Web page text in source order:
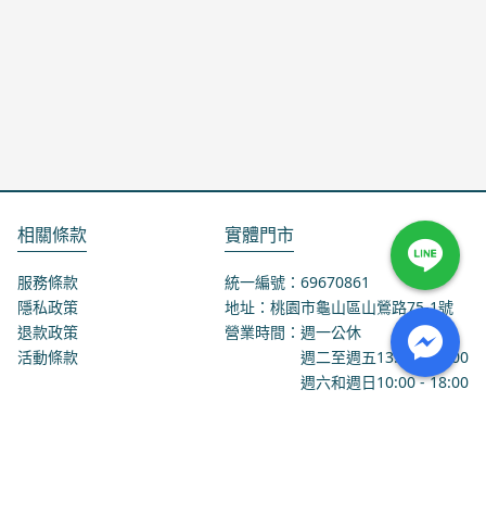
相關條款
服務條款
隱私政策
退款政策
活動條款
實體門市
統一編號：69670861
地址：桃園市龜山區山鶯路75-1號
營業時間：週一公休
週二至週五13:00 - 18:00
週六和週日10:00 - 18:00